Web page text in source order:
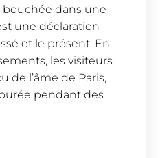
dans une
une déclaration
et le présent. En
les visiteurs
de l’âme de Paris,
pendant des